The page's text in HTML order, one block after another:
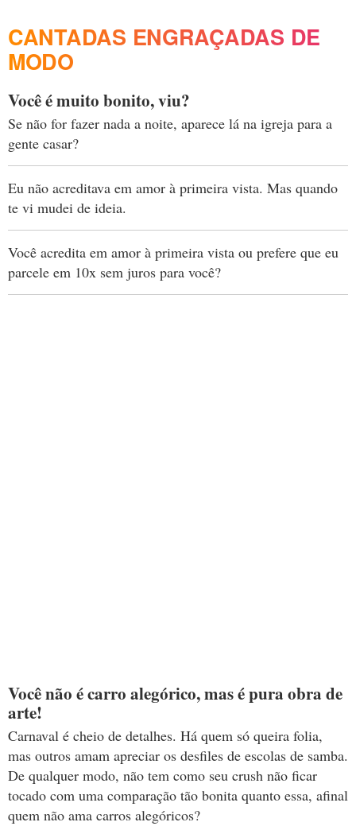
CANTADAS ENGRAÇADAS DE
MODO
Você é muito bonito, viu?
Se não for fazer nada a noite, aparece lá na igreja para a
gente casar?
Eu não acreditava em amor à primeira vista. Mas quando
te vi mudei de ideia.
Você acredita em amor à primeira vista ou prefere que eu
parcele em 10x sem juros para você?
Você não é carro alegórico, mas é pura obra de
arte!
Carnaval é cheio de detalhes. Há quem só queira folia,
mas outros amam apreciar os desfiles de escolas de samba.
De qualquer modo, não tem como seu crush não ficar
tocado com uma comparação tão bonita quanto essa, afinal
quem não ama carros alegóricos?